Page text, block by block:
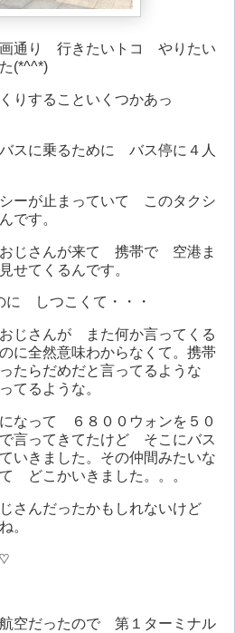
通り 行きたいトコ やりたい
(*^^*)
することいくつかあっ
スに乗るために バス停に４人
ーが止まっていて このタクシ
です。
じさんが来て 携帯で 空港ま
せてくるんです。
に しつこくて・・・
じさんが また何か言ってくる
に全然意味わからなくて。携帯
たらだめだと言ってるような
てるような。
なって ６８００ウォンを５０
言ってきてたけど そこにバス
いきました。その仲間みたいな
どこかいきました。。。
さんだったかもしれないけど
。
空だったので 第１ターミナル